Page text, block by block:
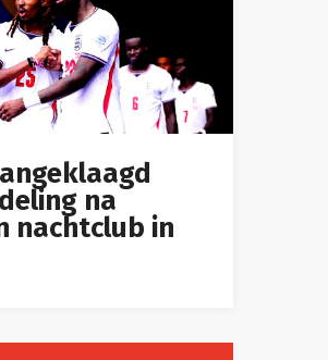
na
nachtclub in